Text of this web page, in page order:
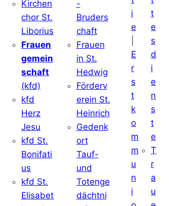
Kirchen
chor St.
Liborius
Frauen
gemein
schaft
(kfd)
kfd
Herz
Jesu
kfd St.
Bonifati
us
kfd St.
Elisabet
-
Bruders
chaft
Frauen
in St.
Hedwig
Förderv
erein St.
Heinrich
Gedenk
ort
Tauf-
und
Totenge
dächtni
i
e
E
r
s
t
k
o
m
m
u
n
i
t
e
s
d
i
e
n
s
t
e
T
r
a
u